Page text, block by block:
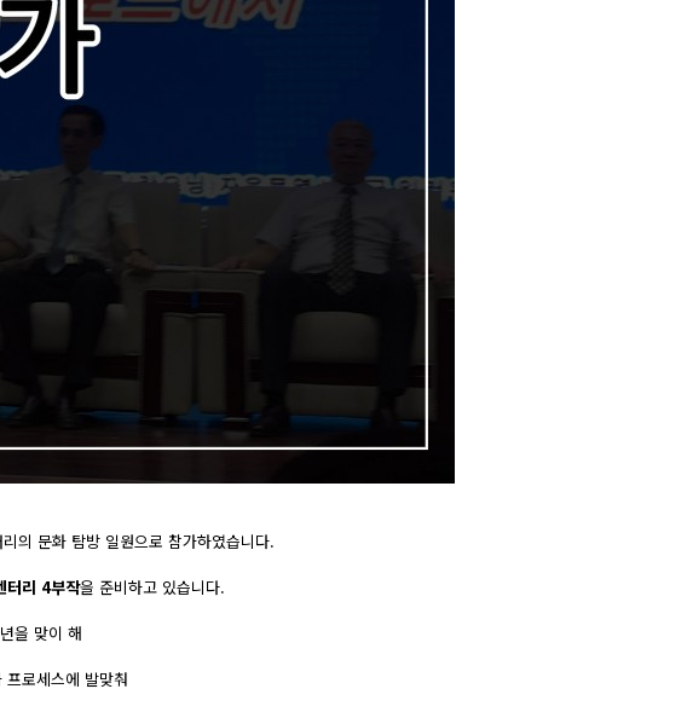
의 문화 탐방 일원으로 참가하였습니다.
터리 4부작을 준비하고 있습니다.
을 맞이 해
로세스에 발맞춰